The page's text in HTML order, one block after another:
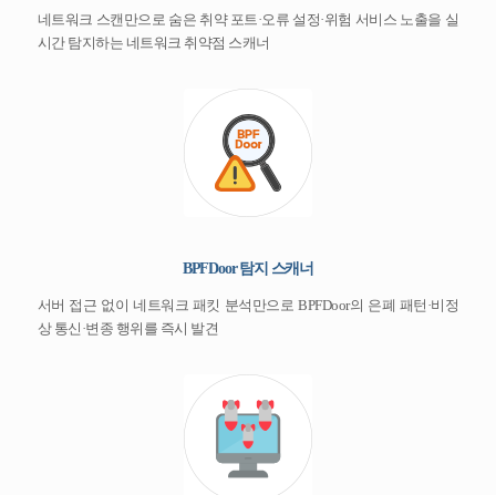
네트워크 스캔만으로 숨은 취약 포트·오류 설정·위험 서비스 노출을 실
시간 탐지하는 네트워크 취약점 스캐너
BPFDoor 탐지 스캐너
서버 접근 없이 네트워크 패킷 분석만으로 BPFDoor의 은폐 패턴·비정
상 통신·변종 행위를 즉시 발견